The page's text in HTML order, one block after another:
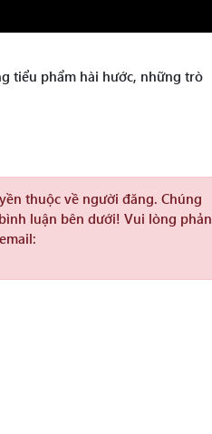
tiểu phẩm hài hước, những trò
thuộc về người đăng. Chúng
luận bên dưới! Vui lòng phản